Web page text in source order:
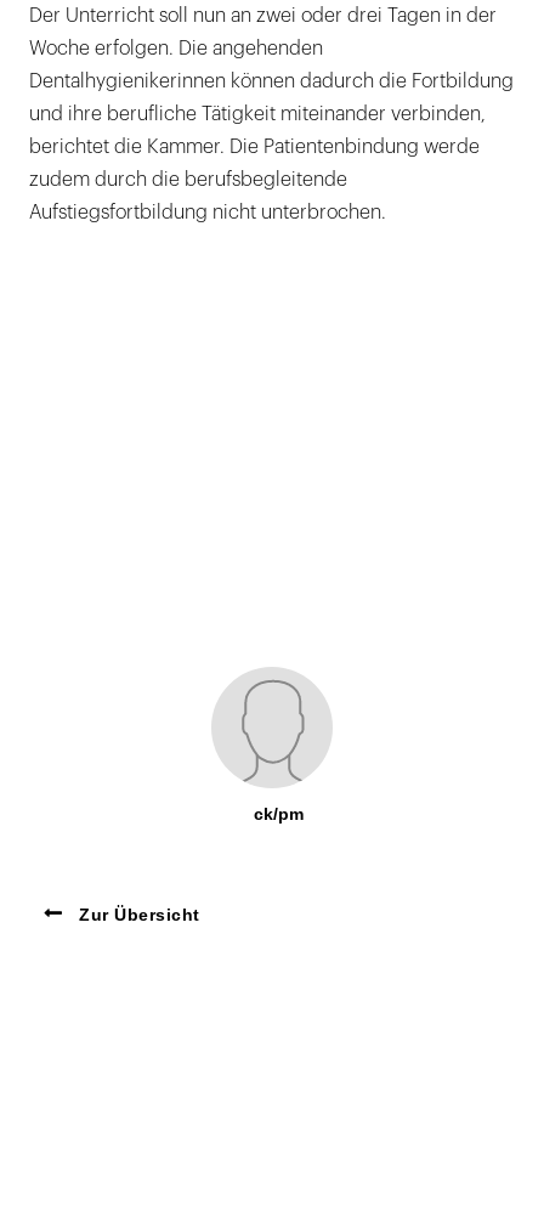
Der Unterricht soll nun an zwei oder drei Tagen in der
Woche erfolgen. Die angehenden
Dentalhygienikerinnen können dadurch die Fortbildung
und ihre berufliche Tätigkeit miteinander verbinden,
berichtet die Kammer. Die Patientenbindung werde
zudem durch die berufsbegleitende
Aufstiegsfortbildung nicht unterbrochen.
ck/pm
Zur Übersicht